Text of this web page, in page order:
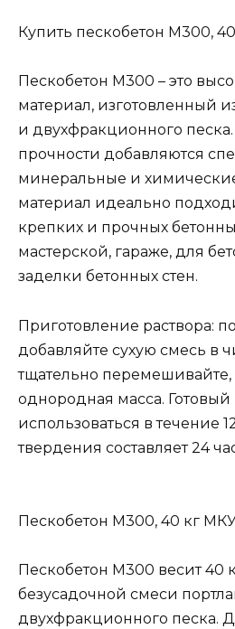
Купить пескобетон М300,
Пескобетон М300 – это
материал, изготовленный
и двухфракционного
прочности добавляются
минеральные и
материал идеально
крепких и прочных
мастерской, гараже, для
заделки бетонных стен.
Приготовление раствора:
добавляйте сухую смесь в
тщательно перемешивайте,
однородная масса.
использоваться в течение
твердения составляет 24
Пескобетон М300, 40 кг
Пескобетон М300 весит 40
безусадочной смеси
двухфракционного песка.